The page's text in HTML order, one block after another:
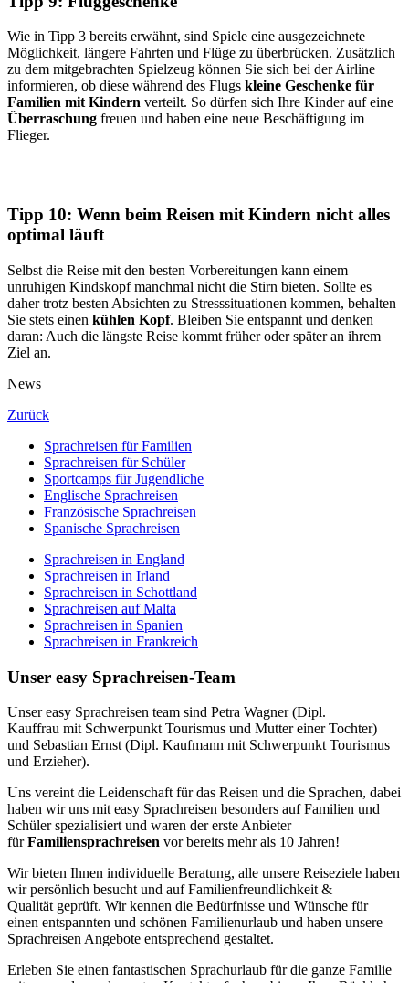
Wie in Tipp 3 bereits erwähnt, sind Spiele eine ausgezeichnete
Möglichkeit, längere Fahrten und Flüge zu überbrücken. Zusätzlich
zu dem mitgebrachten Spielzeug können Sie sich bei der Airline
informieren, ob diese während des Flugs kleine Geschenke für
Familien mit Kindern verteilt. So dürfen sich Ihre Kinder auf eine
Überraschung freuen und haben eine neue Beschäftigung im
Flieger.
Tipp 10: Wenn beim Reisen mit Kindern nicht alles
optimal läuft
Selbst die Reise mit den besten Vorbereitungen kann einem
unruhigen Kindskopf manchmal nicht die Stirn bieten. Sollte es
daher trotz besten Absichten zu Stresssituationen kommen, behalten
Sie stets einen kühlen Kopf. Bleiben Sie entspannt und denken
daran: Auch die längste Reise kommt früher oder später an ihrem
Ziel an.
News
Zurück
Sprachreisen für Familien
Sprachreisen für Schüler
Sportcamps für Jugendliche
Englische Sprachreisen
Französische Sprachreisen
Spanische Sprachreisen
Sprachreisen in England
Sprachreisen in Irland
Sprachreisen in Schottland
Sprachreisen auf Malta
Sprachreisen in Spanien
Sprachreisen in Frankreich
Unser easy Sprachreisen-Team
Unser easy Sprachreisen team sind Petra Wagner (Dipl.
Kauffrau mit Schwerpunkt Tourismus und Mutter einer Tochter)
und Sebastian Ernst (Dipl. Kaufmann mit Schwerpunkt Tourismus
und Erzieher).
Uns vereint die Leidenschaft für das Reisen und die Sprachen, dabei
haben wir uns mit easy Sprachreisen besonders auf Familien und
Schüler spezialisiert und waren der erste Anbieter
fürFamiliensprachreisen vor bereits mehr als 10 Jahren!
Wir bieten Ihnen individuelle Beratung, alle unsere Reiseziele haben
wir persönlich besucht und auf Familienfreundlichkeit &
Qualität geprüft. Wir kennen die Bedürfnisse und Wünsche für
einen entspannten und schönen Familienurlaub und haben unsere
Sprachreisen Angebote entsprechend gestaltet.
Erleben Sie einen fantastischen Sprachurlaub für die ganze Familie